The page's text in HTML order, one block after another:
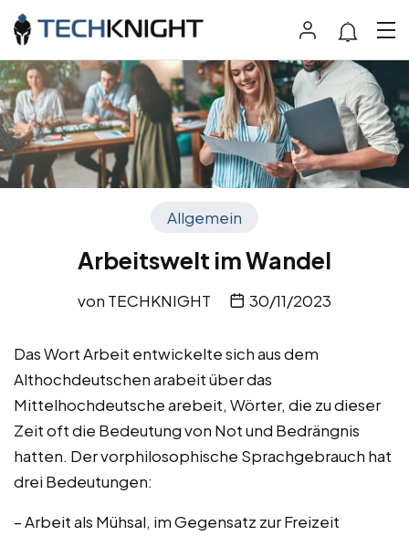
Allgemein
Arbeitswelt im Wandel
von TECHKNIGHT 30/11/2023
Das Wort Arbeit entwickelte sich aus dem
Althochdeutschen arabeit über das
Mittelhochdeutsche arebeit, Wörter, die zu dieser
Zeit oft die Bedeutung von Not und Bedrängnis
hatten. Der vorphilosophische Sprachgebrauch hat
drei Bedeutungen:
– Arbeit als Mühsal, im Gegensatz zur Freizeit